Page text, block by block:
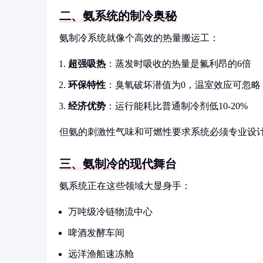
二、氨系统的制冷奥秘
氨制冷系统就像个高效的热量搬运工：
超强吸热 ：蒸发时吸收的热量是氟利昂的6倍
环保特性 ：臭氧破坏潜值为0，温室效应可忽略
经济优势 ：运行能耗比普通制冷剂低10-20%
但氨的刺激性气味和可燃性要求系统必须专业设
三、氨制冷的现代舞台
氨系统正在这些领域大显身手：
万吨级冷链物流中心
啤酒发酵车间
远洋渔船速冻舱